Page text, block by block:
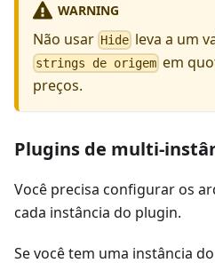
WARNING
Não usar Hide leva a um
strings de origem em
preços.
Plugins de multi-
Você precisa configurar os
cada instância do plugin.
Se você tem uma instância